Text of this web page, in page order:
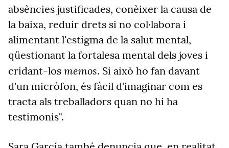
absències justificades, conèixer la causa de
la baixa, reduir drets si no col·labora i
alimentant l'estigma de la salut mental,
qüestionant la fortalesa mental dels joves i
cridant-los memos. Si això ho fan davant
d'un micròfon, és fàcil d'imaginar com es
tracta als treballadors quan no hi ha
testimonis".